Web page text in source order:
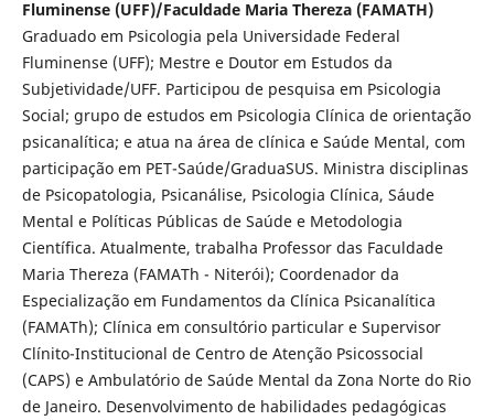
Fluminense (UFF)/Faculdade Maria Thereza (FAMATH)
Graduado em Psicologia pela Universidade Federal
Fluminense (UFF); Mestre e Doutor em Estudos da
Subjetividade/UFF. Participou de pesquisa em Psicologia
Social; grupo de estudos em Psicologia Clínica de orientação
psicanalítica; e atua na área de clínica e Saúde Mental, com
participação em PET-Saúde/GraduaSUS. Ministra disciplinas
de Psicopatologia, Psicanálise, Psicologia Clínica, Sáude
Mental e Políticas Públicas de Saúde e Metodologia
Científica. Atualmente, trabalha Professor das Faculdade
Maria Thereza (FAMATh - Niterói); Coordenador da
Especialização em Fundamentos da Clínica Psicanalítica
(FAMATh); Clínica em consultório particular e Supervisor
Clínito-Institucional de Centro de Atenção Psicossocial
(CAPS) e Ambulatório de Saúde Mental da Zona Norte do Rio
de Janeiro. Desenvolvimento de habilidades pedagógicas